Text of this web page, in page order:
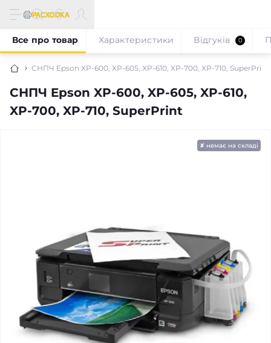
СНПЧ Epson XP-600, XP-605, XP-610, XP-700, XP-710, SuperPrint
СНПЧ Epson XP-600, XP-605, XP-610,
XP-700, XP-710, SuperPrint
Все про товар Характеристики Відгуків 0
✘ немає на складі